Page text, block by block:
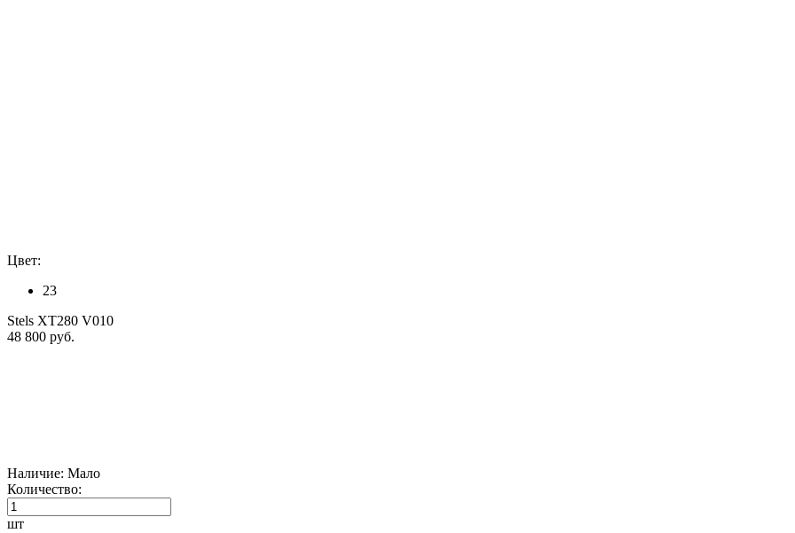
Цвет:
23
Stels XT280 V010
48 800 руб.
Наличие: Мало
Количество:
шт